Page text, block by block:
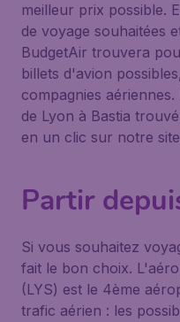
meilleur prix possible.
de voyage souhaitées
BudgetAir trouvera
billets d'avion
compagnies
de Lyon à Bastia
en un clic sur notre
Partir
Si vous souhaitez
fait le bon choix.
(LYS) est le 4ème
trafic aérien : les